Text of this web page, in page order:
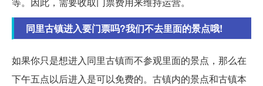
同里古镇进入要门票吗?我们不去里面的景点哦!
如果你只是想进入同里古镇而不参观里面的景点，那么在
下午五点以后进入是可以免费的。古镇内的景点和古镇本